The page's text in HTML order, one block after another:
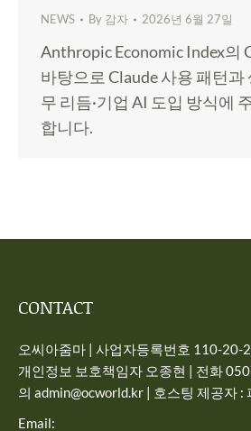
NEWS By 감자 2026년 6월 27일
Anthropic Economic Index의
바탕으로 Claude 사용 패턴과
무 리듬·기업 AI 도입 방식에
합니다.
CONTACT
오씨아줌마 | 사업자등록번호 110-20-
개인정보 보호책임자 오종현 | 전화
의 admin@ocworld.kr | 호스팅 제공자 :
Email: